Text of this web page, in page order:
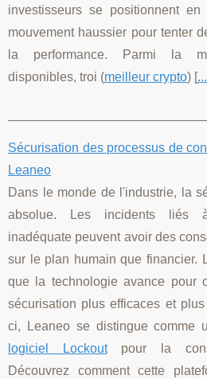
investisseurs se positionnent en
mouvement haussier pour tenter
la performance. Parmi la
disponibles, troi (meilleur crypto) [...
Sécurisation des processus de
Leaneo
Dans le monde de l'industrie, la
absolue. Les incidents liés
inadéquate peuvent avoir des
sur le plan humain que financier.
que la technologie avance pour
sécurisation plus efficaces et
ci, Leaneo se distingue comme
logiciel Lockoutpour la
Découvrez comment cette